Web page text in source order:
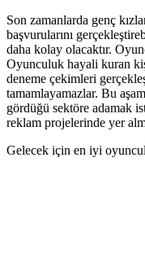
Son zamanlarda genç
başvurularını
daha kolay olacaktır.
Oyunculuk hayali kuran
deneme çekimleri
tamamlayamazlar. Bu
gördüğü sektöre adamak
reklam projelerinde yer
Gelecek için en iyi